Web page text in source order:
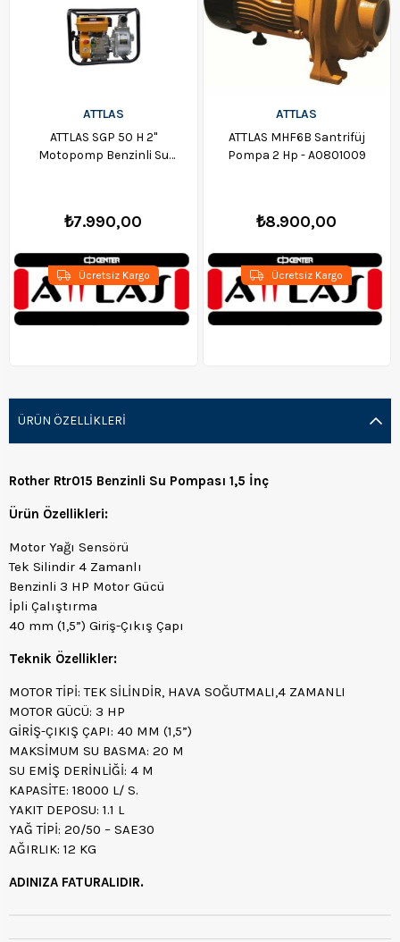
ATTLAS
ATTLAS SGP 50 H 2"
Motopomp Benzinli Su
₺7.990,00
Ücretsiz Kargo
ATTLAS
ATTLAS MHF6B Santrifüj
Pompa 2 Hp - A0801009
₺8.900,00
Ücretsiz Kargo
ÜRÜN ÖZELLIKLERI
Rother Rtr015 Benzinli Su Pompası 1,5 İnç
Ürün Özellikleri:
Motor Yağı Sensörü
Tek Silindir 4 Zamanlı
Benzinli 3 HP Motor Gücü
İpli Çalıştırma
40 mm (1,5”) Giriş-Çıkış Çapı
Teknik Özellikler:
MOTOR TİPİ: TEK SİLİNDİR, HAVA SOĞUTMALI,4 ZAMANLI
MOTOR GÜCÜ: 3 HP
GİRİŞ-ÇIKIŞ ÇAPI: 40 MM (1,5”)
MAKSİMUM SU BASMA: 20 M
SU EMİŞ DERİNLİĞİ: 4 M
KAPASİTE: 18000 L/ S.
YAKIT DEPOSU: 1.1 L
YAĞ TİPİ: 20/50 – SAE30
AĞIRLIK: 12 KG
ADINIZA FATURALIDIR.